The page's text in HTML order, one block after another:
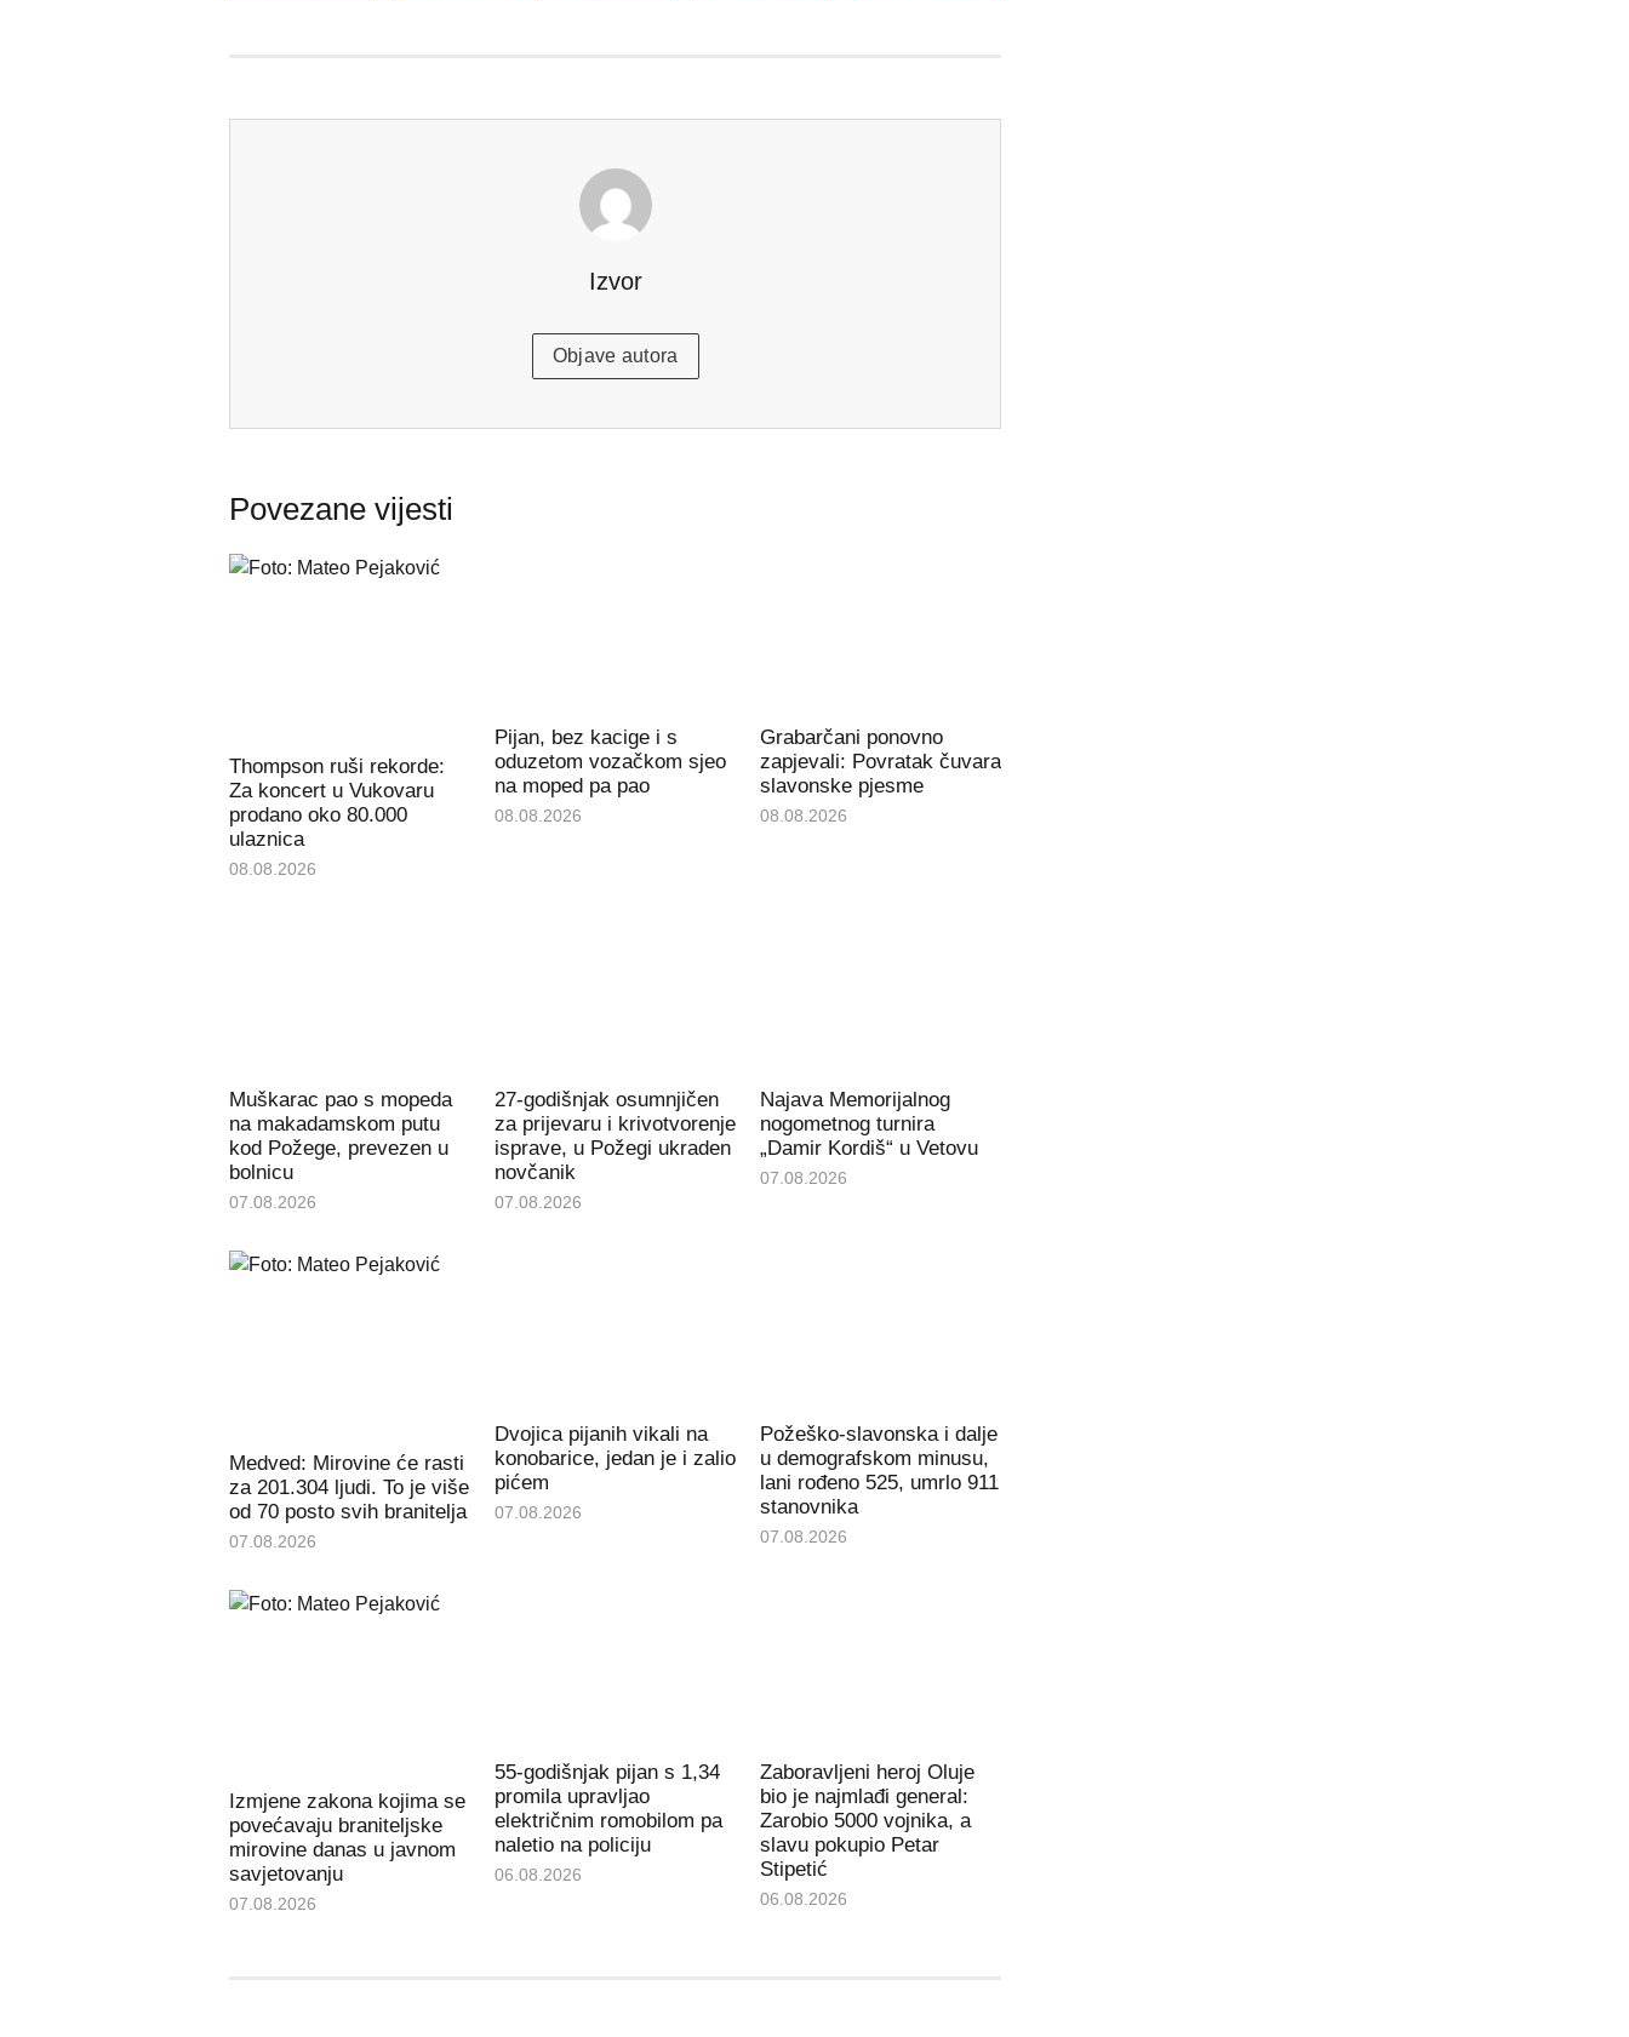
Izvor
Objave autora
Povezane vijesti
Thompson ruši rekorde:
Za koncert u Vukovaru
prodano oko 80.000
ulaznica
08.08.2026
Pijan, bez kacige i s
oduzetom vozačkom sjeo
na moped pa pao
08.08.2026
Grabarčani ponovno
zapjevali: Povratak čuvara
slavonske pjesme
08.08.2026
Muškarac pao s mopeda
na makadamskom putu
kod Požege, prevezen u
bolnicu
07.08.2026
27-godišnjak osumnjičen
za prijevaru i krivotvorenje
isprave, u Požegi ukraden
novčanik
07.08.2026
Najava Memorijalnog
nogometnog turnira
„Damir Kordiš“ u Vetovu
07.08.2026
Medved: Mirovine će rasti
za 201.304 ljudi. To je više
od 70 posto svih branitelja
07.08.2026
Dvojica pijanih vikali na
konobarice, jedan je i zalio
pićem
07.08.2026
Požeško-slavonska i dalje
u demografskom minusu,
lani rođeno 525, umrlo 911
stanovnika
07.08.2026
Izmjene zakona kojima se
povećavaju braniteljske
mirovine danas u javnom
savjetovanju
07.08.2026
55-godišnjak pijan s 1,34
promila upravljao
električnim romobilom pa
naletio na policiju
06.08.2026
Zaboravljeni heroj Oluje
bio je najmlađi general:
Zarobio 5000 vojnika, a
slavu pokupio Petar
Stipetić
06.08.2026